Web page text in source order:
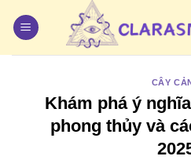
qua
CÂY
Khám phá ý
phong thủy và